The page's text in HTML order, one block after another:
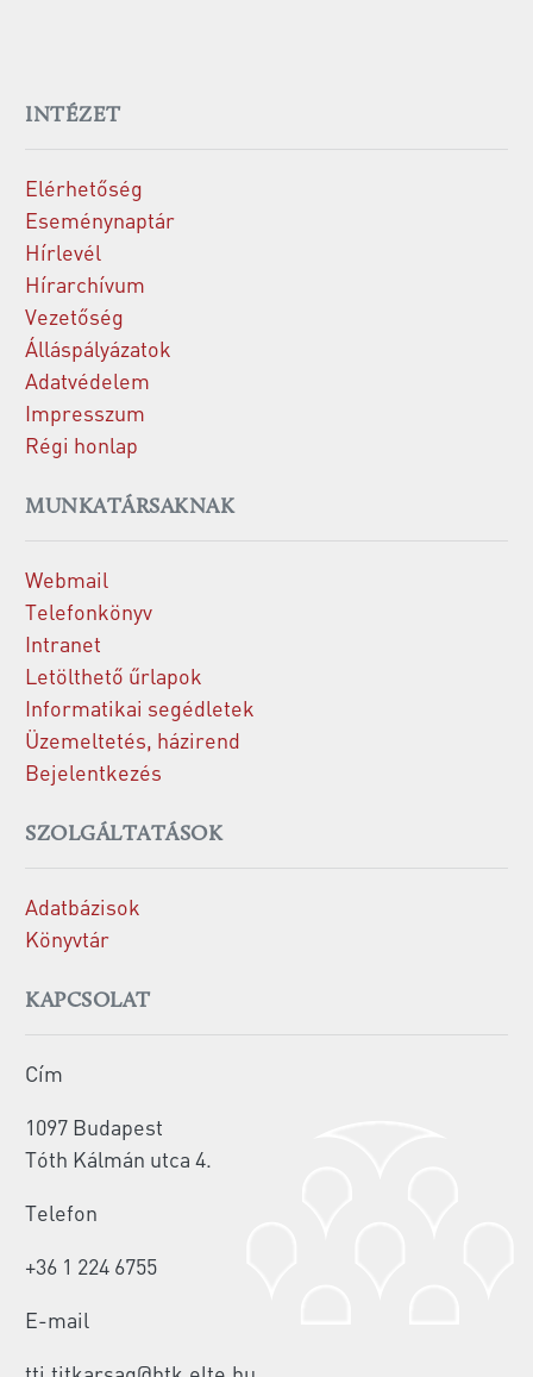
INTÉZET
Elérhetőség
Eseménynaptár
Hírlevél
Hírarchívum
Vezetőség
Álláspályázatok
Adatvédelem
Impresszum
Régi honlap
MUNKATÁRSAKNAK
Webmail
Telefonkönyv
Intranet
Letölthető űrlapok
Informatikai segédletek
Üzemeltetés, házirend
Bejelentkezés
SZOLGÁLTATÁSOK
Adatbázisok
Könyvtár
KAPCSOLAT
Cím
1097 Budapest
Tóth Kálmán utca 4.
Telefon
+36 1 224 6755
E-mail